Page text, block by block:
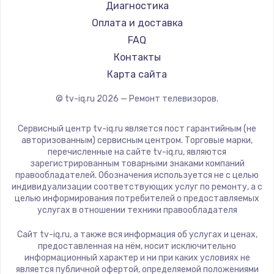
Замена видеокарты
1600 руб.
Заказать
Ремонт разъема питания
880 руб.
Заказать
Замена видеочипа
2745 руб.
Заказать
2600 руб.
Заказать
Hyundai
Doffler
Hiper
Grundig
HITACHI
Yandex
National
iFFALCON
Tuvio
Nord
BenQ
Диагностика
Оплата и доставка
FAQ
Контакты
Карта сайта
© tv-iq.ru 2026 — Ремонт телевизоров.
Сервисный центр tv-iq.ru является пост гарантийным (не
авторизованным) сервисным центром. Торговые марки,
перечисленные на сайте tv-iq.ru, являются
зарегистрированным товарными знаками компаний
правообладателей. Обозначения используется не с целью
индивидуализации соответствующих услуг по ремонту, а с
целью информирования потребителей о предоставляемых
услугах в отношении техники правообладателя
Сайт tv-iq.ru, а также вся информация об услугах и ценах,
предоставленная на нём, носит исключительно
информационный характер и ни при каких условиях не
является публичной офертой, определяемой положениями